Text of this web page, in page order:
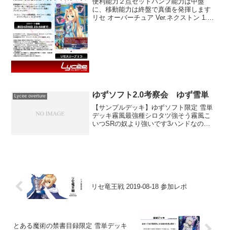
に、移動能力は終盤で真価を発揮します
リセ オーバーチュア Ver.ネクストン 1.0
Lycee overture ゆずソフト2.0考察会 ゆず雪単
【サンプルデッキ】ゆずソフト限定 雪単
デッキ霧風最強種シロタツ強そう霧風こ
いつSRの奴より強いです3ハンドなのに
リセ竜王戦 2019-08-18 参加レポ
とある魔術の禁書目録限定 雪単デッキ